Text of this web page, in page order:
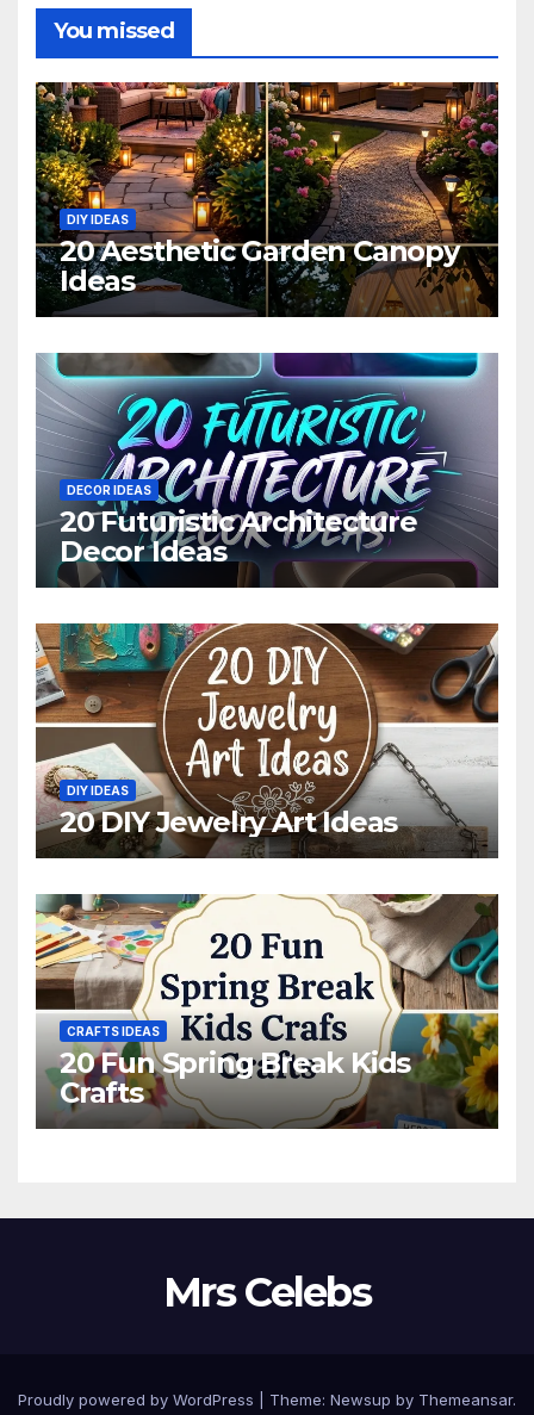
You missed
DIY IDEAS
20 Aesthetic Garden Canopy
Ideas
DECOR IDEAS
20 Futuristic Architecture
Decor Ideas
DIY IDEAS
20 DIY Jewelry Art Ideas
CRAFTS IDEAS
20 Fun Spring Break Kids
Crafts
Mrs Celebs
Proudly powered by WordPress Theme: Newsup by Themeansar.